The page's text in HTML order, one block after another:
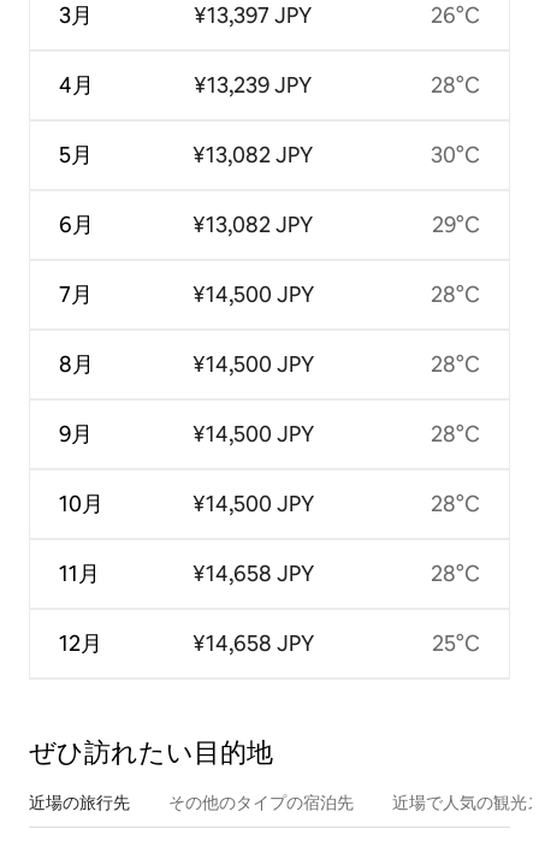
3月
4月
5月
6月
7月
8月
9月
10月
11月
12月
¥13,397 JPY
¥13,239 JPY
¥13,082 JPY
¥13,082 JPY
¥14,500 JPY
¥14,500 JPY
¥14,500 JPY
¥14,500 JPY
¥14,658 JPY
¥14,658 JPY
26°C
28°C
30°C
29°C
28°C
28°C
28°C
28°C
28°C
25°C
ぜひ訪⁠れ⁠た⁠い目⁠的⁠地
近場の旅行先 その他のタ⁠イ⁠プ⁠の宿⁠泊⁠先 近場で人気の観光